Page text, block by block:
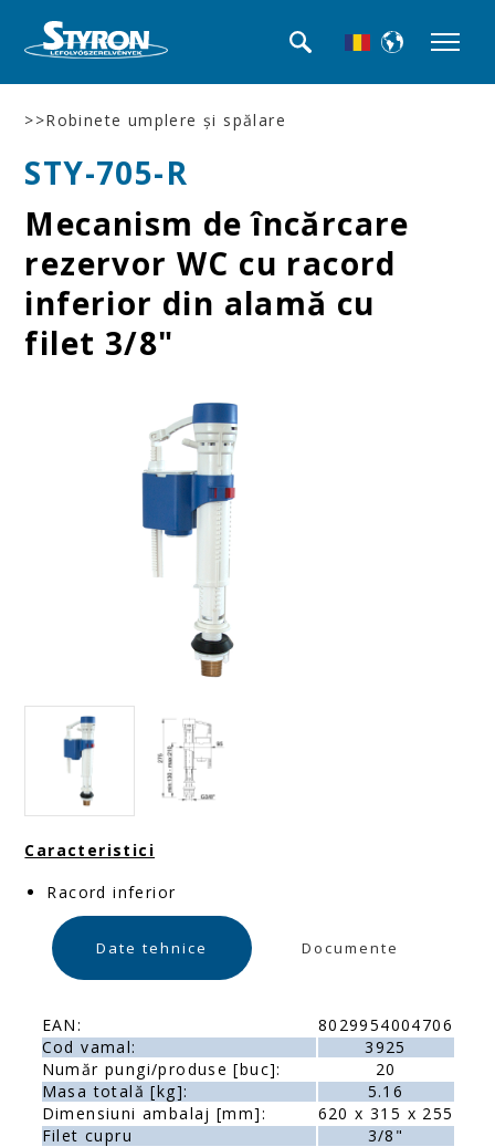
>>Robinete umplere şi spălare
STY-705-R
Mecanism de încărcare
rezervor WC cu racord
inferior din alamă cu
filet 3/8"
Caracteristici
Racord inferior
Date tehnice Documente
EAN:
8029954004706
Cod vamal:
3925
Număr pungi/produse [buc]:
20
Masa totală [kg]:
5.16
Dimensiuni ambalaj [mm]:
620 x 315 x 255
Filet cupru
3/8"